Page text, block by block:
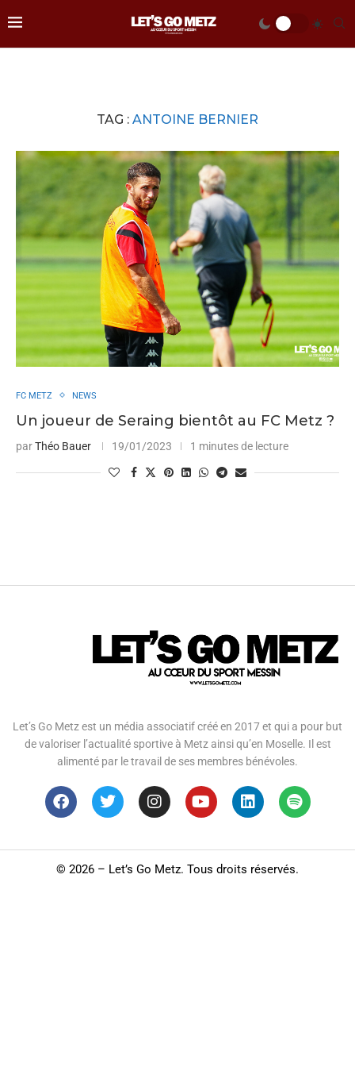
TAG : ANTOINE BERNIER
FC METZ NEWS
Un joueur de Seraing bientôt au FC Metz ?
parThéo Bauer 19/01/2023 1 minutes de lecture
Let’s Go Metz est un média associatif créé en 2017 et qui a pour but
de valoriser l’actualité sportive à Metz ainsi qu’en Moselle. Il est
alimenté par le travail de ses membres bénévoles.
© 2026 – Let’s Go Metz. Tous droits réservés.